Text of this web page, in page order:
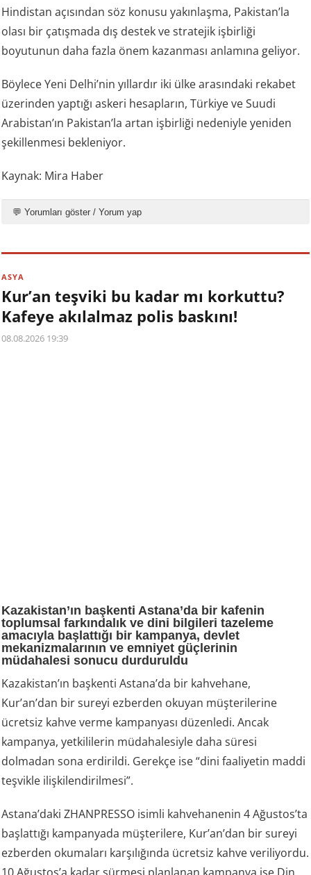
Hindistan açısından söz konusu yakınlaşma, Pakistan’la
olası bir çatışmada dış destek ve stratejik işbirliği
boyutunun daha fazla önem kazanması anlamına geliyor.
Böylece Yeni Delhi’nin yıllardır iki ülke arasındaki rekabet
üzerinden yaptığı askeri hesapların, Türkiye ve Suudi
Arabistan’ın Pakistan’la artan işbirliği nedeniyle yeniden
şekillenmesi bekleniyor.
Kaynak: Mira Haber
💬 Yorumları göster / Yorum yap
ASYA
Kur’an teşviki bu kadar mı korkuttu?
Kafeye akılalmaz polis baskını!
08.08.2026 19:39
Kazakistan’ın başkenti Astana’da bir kafenin
toplumsal farkındalık ve dini bilgileri tazeleme
amacıyla başlattığı bir kampanya, devlet
mekanizmalarının ve emniyet güçlerinin
müdahalesi sonucu durduruldu
Kazakistan’ın başkenti Astana’da bir kahvehane,
Kur’an’dan bir sureyi ezberden okuyan müşterilerine
ücretsiz kahve verme kampanyası düzenledi. Ancak
kampanya, yetkililerin müdahalesiyle daha süresi
dolmadan sona erdirildi. Gerekçe ise “dini faaliyetin maddi
teşvikle ilişkilendirilmesi”.
Astana’daki ZHANPRESSO isimli kahvehanenin 4 Ağustos’ta
başlattığı kampanyada müşterilere, Kur’an’dan bir sureyi
ezberden okumaları karşılığında ücretsiz kahve veriliyordu.